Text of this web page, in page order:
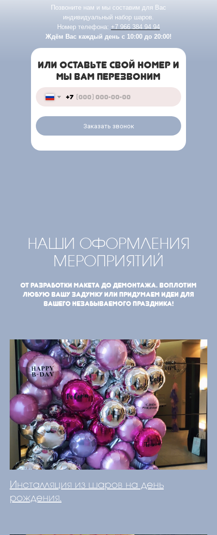
Позвоните нам и мы составим для Вас
индивидуальный набор шаров.
Номер телефона: +7 966 384 94 94
Ждём Вас каждый день с 10:00 до 20:00!
ИЛИ ОСТАВЬТЕ СВОЙ НОМЕР И
МЫ ВАМ ПЕРЕЗВОНИМ
+7
Заказать звонок
НАШИ ОФОРМЛЕНИЯ
МЕРОПРИЯТИЙ
От разработки макета до демонтажа. Воплотим
любую вашу задумку или придумаем идеи для
вашего незабываемого праздника!
Инсталляция из шаров на день
рождения.